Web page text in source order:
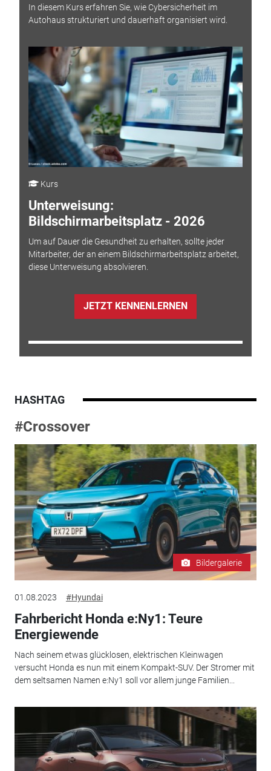
In diesem Kurs erfahren Sie, wie Cybersicherheit im
Autohaus strukturiert und dauerhaft organisiert wird.
Kurs
Unterweisung:
Bildschirmarbeitsplatz - 2026
Um auf Dauer die Gesundheit zu erhalten, sollte jeder
Mitarbeiter, der an einem Bildschirmarbeitsplatz arbeitet,
diese Unterweisung absolvieren.
JETZT KENNENLERNEN
HASHTAG
#Crossover
Bildergalerie
01.08.2023 #Hyundai
Fahrbericht Honda e:Ny1: Teure
Energiewende
Nach seinem etwas glücklosen, elektrischen Kleinwagen
versucht Honda es nun mit einem Kompakt-SUV. Der Stromer mit
dem seltsamen Namen e:Ny1 soll vor allem junge Familien...